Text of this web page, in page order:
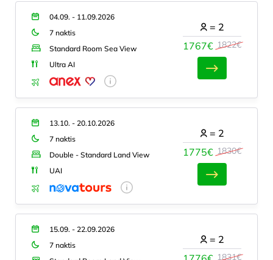
04.09. - 11.09.2026
7 naktis
Standard Room Sea View
Ultra AI
1767€ 1822€
= 2
13.10. - 20.10.2026
7 naktis
Double - Standard Land View
UAI
1775€ 1830€
= 2
15.09. - 22.09.2026
7 naktis
1831€
= 2